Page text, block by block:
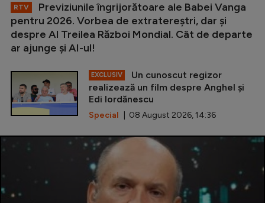
RTV
Previziunile îngrijorătoare ale Babei Vanga
pentru 2026. Vorbea de extratereștri, dar și
despre Al Treilea Război Mondial. Cât de departe
ar ajunge și AI-ul!
EXCLUSIV
Un cunoscut regizor
realizează un film despre Anghel și
Edi Iordănescu
Special | 08 August 2026, 14:36